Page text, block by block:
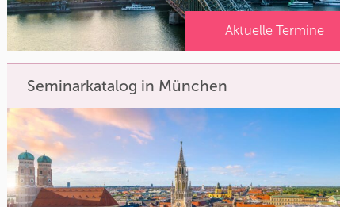
Aktuelle Termine
Seminarkatalog in München